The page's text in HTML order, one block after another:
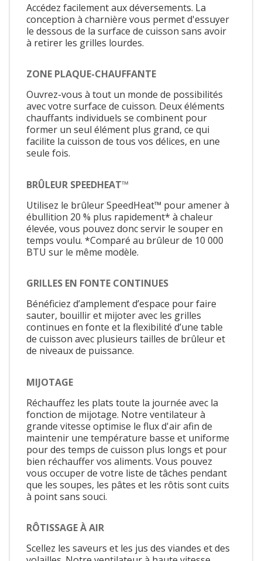
Accédez facilement aux déversements. La
conception à charnière vous permet d'essuyer
le dessous de la surface de cuisson sans avoir
à retirer les grilles lourdes.
ZONE PLAQUE-CHAUFFANTE
Ouvrez-vous à tout un monde de possibilités
avec votre surface de cuisson. Deux éléments
chauffants individuels se combinent pour
former un seul élément plus grand, ce qui
facilite la cuisson de tous vos délices, en une
seule fois.
BRÛLEUR SPEEDHEAT™
Utilisez le brûleur SpeedHeat™ pour amener à
ébullition 20 % plus rapidement* à chaleur
élevée, vous pouvez donc servir le souper en
temps voulu. *Comparé au brûleur de 10 000
BTU sur le même modèle.
GRILLES EN FONTE CONTINUES
Bénéficiez d’amplement d’espace pour faire
sauter, bouillir et mijoter avec les grilles
continues en fonte et la flexibilité d’une table
de cuisson avec plusieurs tailles de brûleur et
de niveaux de puissance.
MIJOTAGE
Réchauffez les plats toute la journée avec la
fonction de mijotage. Notre ventilateur à
grande vitesse optimise le flux d'air afin de
maintenir une température basse et uniforme
pour des temps de cuisson plus longs et pour
bien réchauffer vos aliments. Vous pouvez
vous occuper de votre liste de tâches pendant
que les soupes, les pâtes et les rôtis sont cuits
à point sans souci.
RÔTISSAGE À AIR
Scellez les saveurs et les jus des viandes et des